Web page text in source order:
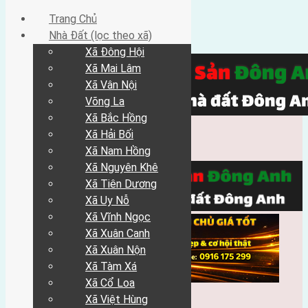
Trang Chủ
Trang Chủ
Nhà Đất (lọc theo xã)
Xã Đông Hội
Xã Mai Lâm
Xã Vân Nội
Võng La
Xã Bắc Hồng
Xã Hải Bối
Xã Nam Hồng
Xã Nguyên Khê
Xã Tiên Dương
Xã Uy Nỗ
Xã Vĩnh Ngọc
Xã Xuân Canh
Xã Xuân Nộn
Xã Tàm Xá
Xã Cổ Loa
Xã Việt Hùng